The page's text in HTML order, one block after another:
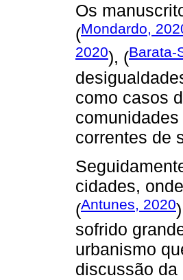
Os
(Mondardo,
2020), (Barata-
como casos
correntes de
cidades,
(Antunes, 2020
sofrido
urbanismo
discussão da